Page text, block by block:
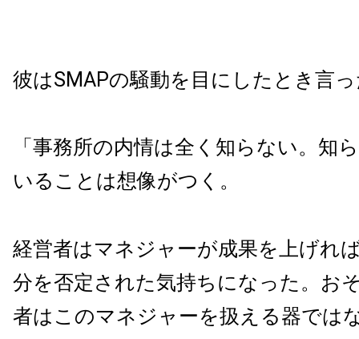
彼はSMAPの騒動を目にしたとき言
「事務所の内情は全く知らない。知
いることは想像がつく。
経営者はマネジャーが成果を上げれ
分を否定された気持ちになった。お
者はこのマネジャーを扱える器では